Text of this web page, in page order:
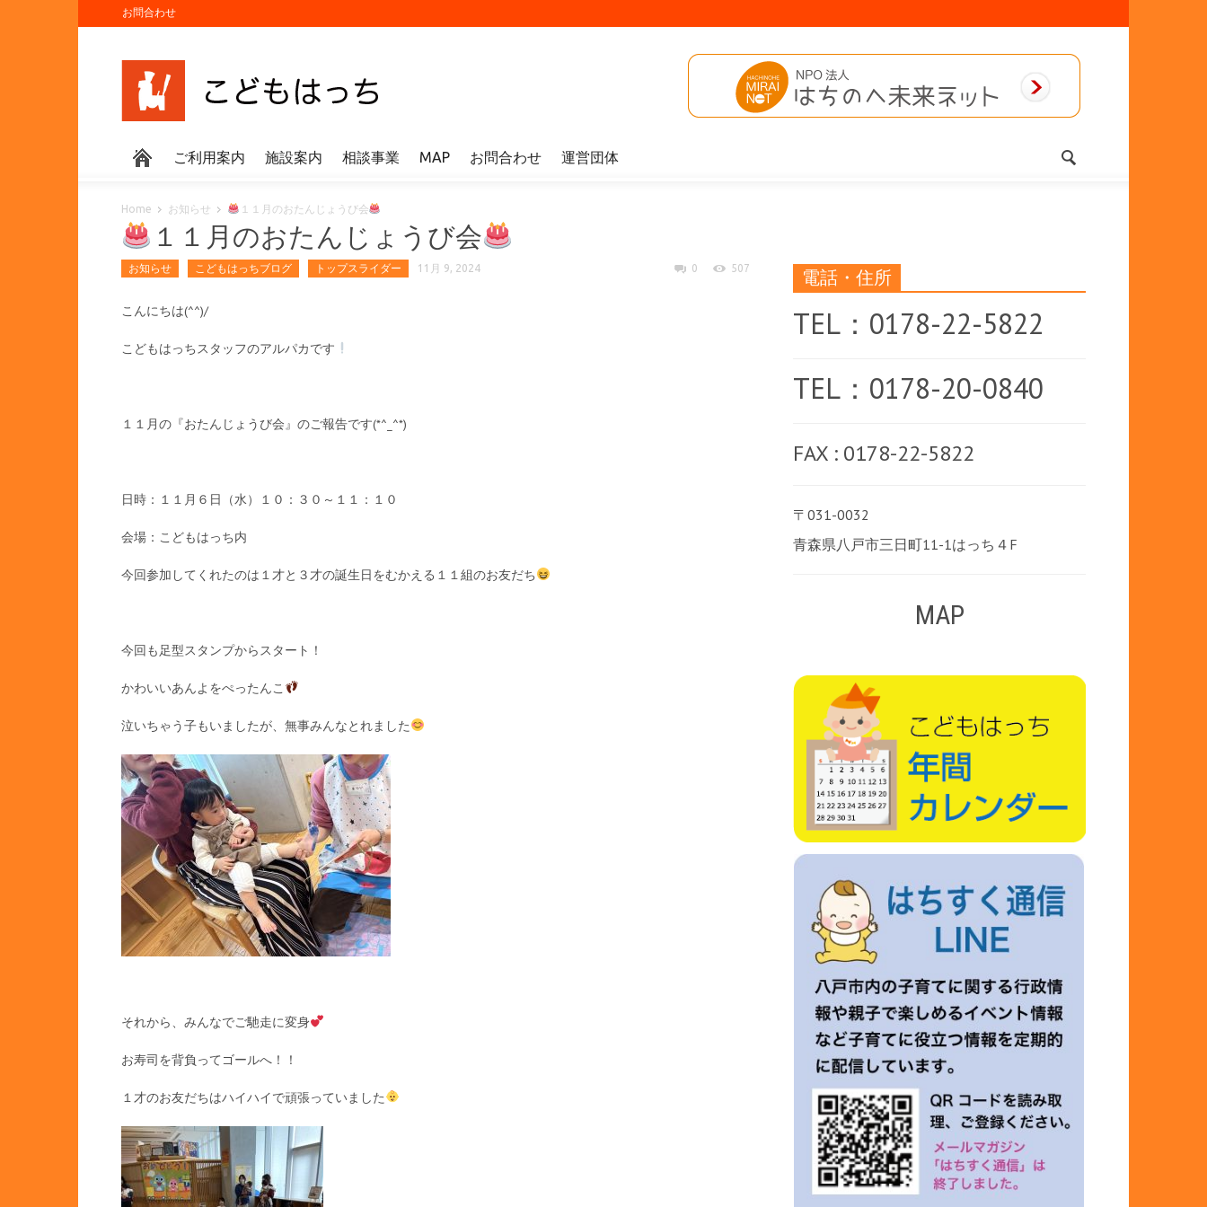
お問合わせ
ご利用案内 施設案内 相談事業 MAP お問合わせ 運営団体
Home お知らせ １１月のおたんじょうび会
１１月のおたんじょうび会
お知らせ こどもはっちブログ トップスライダー 11月 9, 2024 0 507
こんにちは(^^)/
こどもはっちスタッフのアルパカです
１１月の『おたんじょうび会』のご報告です(*^_^*)
日時：１１月６日（水）１０：３０～１１：１０
会場：こどもはっち内
今回参加してくれたのは１才と３才の誕生日をむかえる１１組のお友だち
今回も足型スタンプからスタート！
かわいいあんよをぺったんこ
泣いちゃう子もいましたが、無事みんなとれました
それから、みんなでご馳走に変身
お寿司を背負ってゴールへ！！
１才のお友だちはハイハイで頑張っていました
電話・住所
TEL：0178-22-5822
TEL：0178-20-0840
FAX : 0178-22-5822
〒031-0032
青森県八戸市三日町11-1はっち４F
MAP